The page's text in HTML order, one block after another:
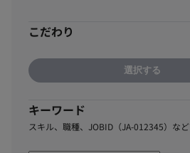
こだわり
選択する
キーワード
スキル、職種、JOBID（JA-012345）など